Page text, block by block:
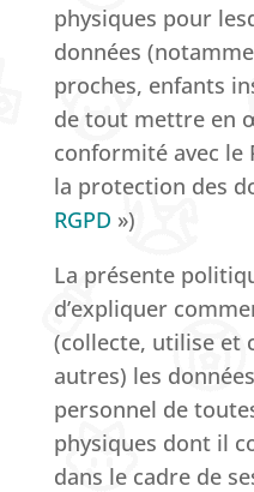
physiques pour
données
proches, enfants
de tout mettre en
conformité avec le
la protection des
RGPD »)
La présente
d’expliquer
(collecte, utilise et
autres) les
personnel de
physiques dont il
dans le cadre de